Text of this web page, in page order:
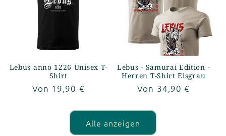
Lebus anno 1226 Unisex T-
Shirt
Normaler
Von 19,90 €
Lebus - Samurai Edition -
Herren T-Shirt Eisgrau
Normaler
Von 34,90 €
Alle anzeigen